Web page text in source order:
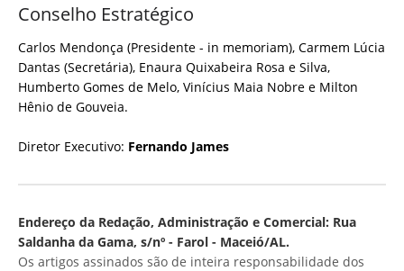
Conselho Estratégico
Carlos Mendonça (Presidente - in memoriam), Carmem Lúcia
Dantas (Secretária), Enaura Quixabeira Rosa e Silva,
Humberto Gomes de Melo, Vinícius Maia Nobre e Milton
Hênio de Gouveia.
Diretor Executivo: Fernando James
Endereço da Redação, Administração e Comercial: Rua
Saldanha da Gama, s/nº - Farol - Maceió/AL.
Os artigos assinados são de inteira responsabilidade dos